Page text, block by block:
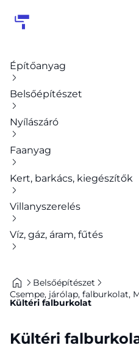
Építőanyag
Belsőépítészet
Nyílászáró
Faanyag
Kert, barkács, kiegészítők
Villanyszerelés
Víz, gáz, áram, fűtés
Belsőépítészet
Csempe, járólap, falburkolat,
Kültéri falburkolat
Kültéri